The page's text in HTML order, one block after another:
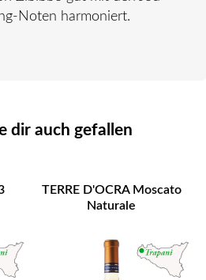
Noten harmoniert.
dir auch gefallen
TERRE D'OCRA Moscato
Naturale